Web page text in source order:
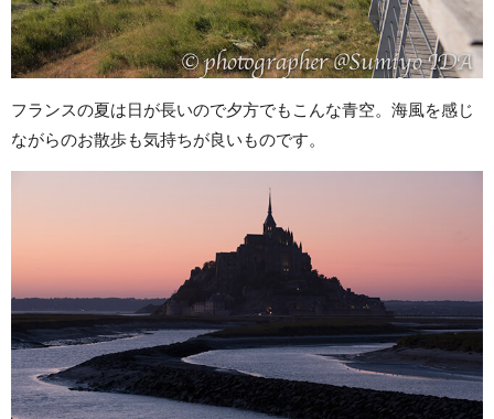
フランスの夏は日が長いので夕方でもこんな青空。海風を感じ
ながらのお散歩も気持ちが良いものです。